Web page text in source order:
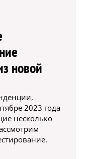
новой
2023 года
несколько